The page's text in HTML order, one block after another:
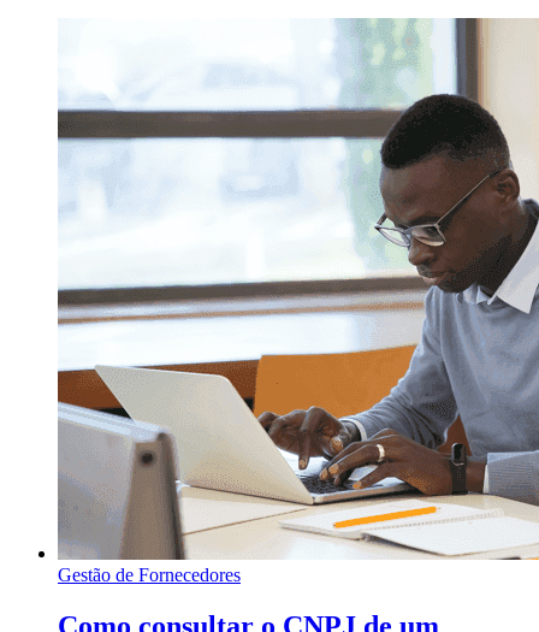
Gestão de Fornecedores